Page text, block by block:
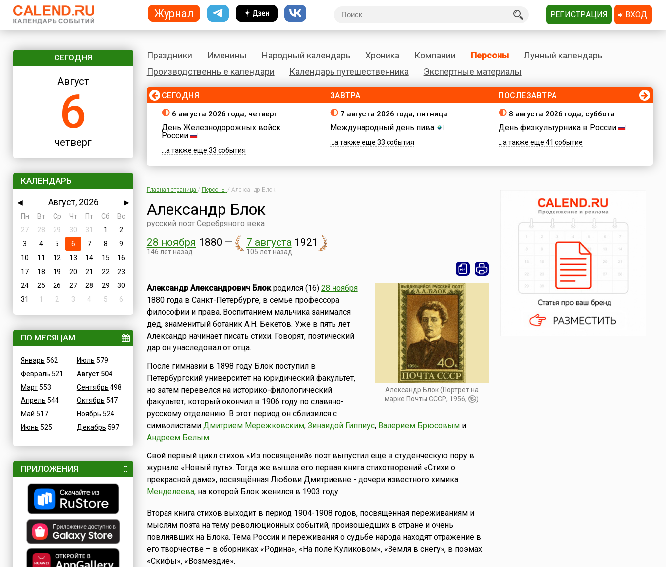
СЕГОДНЯ
Август
6
четверг
КАЛЕНДАРЬ
◀ Август, 2026
▶
Пн
Вт Ср Чт Пт Сб
Вс
27
28 29 30 31 1
2
3
4 5 6 7 8
9
10
11 12 13 14 15
16
17
18 19 20 21 22
23
24
25 26 27 28 29
30
31
1 2 3 4 5 6
ПО МЕСЯЦАМ
Январь 562
Февраль 521
Март553
Апрель 544
Май 517
Июнь 525
Июль 579
Август504
Сентябрь 498
Октябрь 547
Ноябрь 524
Декабрь 597
ПРИЛОЖЕНИЯ
Праздники Именины Народный календарь Хроника Компании Персоны
Лунный календарь
Производственные календари
Календарь путешественника Экспертные материалы
СЕГОДНЯ
6 августа 2026 года, четверг
День Железнодорожных войск
России
...а также еще 33 события
ЗАВТРА
7 августа 2026 года, пятница
Международный день пива
...а также еще 33 события
ПОСЛЕЗАВТРА
8 августа 2026 года, суббота
День физкультурника в России
...а также еще 41 событие
Главная страница / Персоны / Александр Блок
Александр Блок
русский поэт Серебряного века
28 ноября 1880
146 лет назад
— 7 августа1921
105 лет назад
Александр Блок (Портрет на
марке Почты СССР, 1956,
)
Александр Александрович Блокродился (16) 28 ноября
1880 года в Санкт-Петербурге, в семье профессора
философии и права. Воспитанием мальчика занимался
дед, знаменитый ботаник А.Н. Бекетов. Уже в пять лет
Александр начинает писать стихи. Говорят, поэтический
дар он унаследовал от отца.
После гимназии в 1898 году Блок поступил в
Петербургский университет на юридический факультет,
но затем перевёлся на историко-филологический
факультет, который окончил в 1906 году по славяно-
русскому отделению. В этот период он сблизился с
символистами Дмитрием Мережковским, Зинаидой Гиппиус, Валерием Брюсовыми
Андреем Белым.
Свой первый цикл стихов «Из посвящений» поэт выпустил ещё в студенческую пору в
журнале «Новый путь». Тогда же вышла его первая книга стихотворений «Стихи о
прекрасной даме», посвящённая Любови Дмитриевне - дочери известного химика
Менделеева, на которой Блок женился в 1903 году.
Вторая книга стихов выходит в период 1904-1908 годов, посвященная переживаниям и
мыслям поэта на тему революционных событий, произошедших в стране и очень
повлиявших на Блока. Тема России и переживания о судьбе народа находят отражение в
его творчестве – в сборниках «Родина», «На поле Куликовом», «Земля в снегу», в поэмах
«Скифы», «Возмездие».
Журнал РЕГИСТРАЦИЯ ВХОД